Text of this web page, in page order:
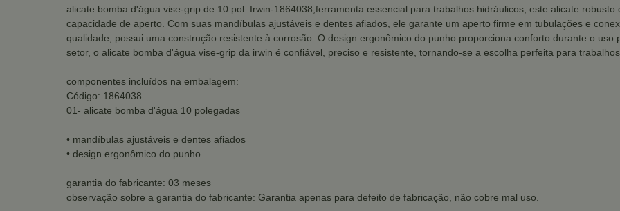
alicate bomba d'água vise-grip de 10 pol. Irwin-1864038,ferramenta essencial para trabalhos hidráulicos, este alicate
capacidade de aperto. Com suas mandíbulas ajustáveis e dentes afiados, ele garante um aperto firme em tubulações e
qualidade, possui uma construção resistente à corrosão. O design ergonômico do punho proporciona conforto durante o
setor, o alicate bomba d'água vise-grip da irwin é confiável, preciso e resistente, tornando-se a escolha perfeita para
componentes incluídos na embalagem:
Código: 1864038
01- alicate bomba d'água 10 polegadas
• mandíbulas ajustáveis e dentes afiados
• design ergonômico do punho
garantia do fabricante: 03 meses
observação sobre a garantia do fabricante: Garantia apenas para defeito de fabricação, não cobre mal uso.